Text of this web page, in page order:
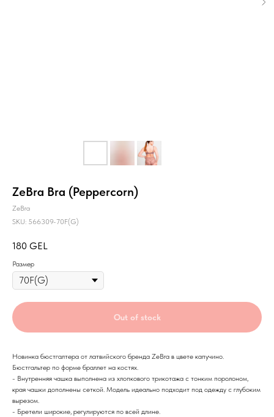
ZeBra Bra (Peppercorn)
ZeBra
SKU: 566309-70F(G)
180 GEL
Размер
Out of stock
Новинка бюстгалтера от латвийского бренда ZeBra в цвете капучино.
Бюстгальтер по форме браллет на костях.
- Внутренняя чашка выполнена из хлопкового трикотажа с тонким поролоном,
края чашки дополнены сеткой. Модель идеально подходит под одежду с глубоким
вырезом.
- Бретели широкие, регулируются по всей длине.